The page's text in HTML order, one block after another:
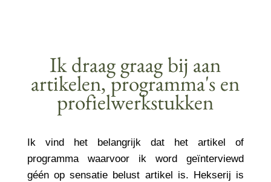
Ik draag graag bij aan
artikelen, programma's en
profielwerkstukken
Ik vind het belangrijk dat het artikel of
programma waarvoor ik word geïnterviewd
géén op sensatie belust artikel is. Hekserij is